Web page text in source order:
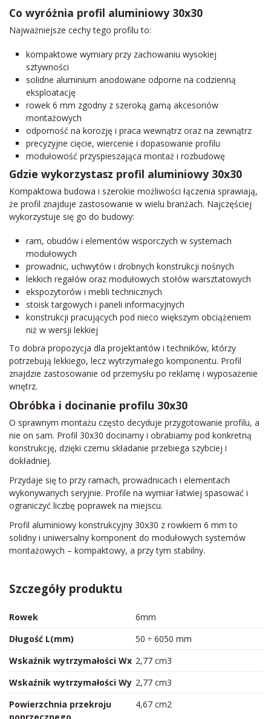
Co wyróżnia profil aluminiowy 30x30
Najważniejsze cechy tego profilu to:
kompaktowe wymiary przy zachowaniu wysokiej
sztywności
solidne aluminium anodowane odporne na codzienną
eksploatację
rowek 6 mm zgodny z szeroką gamą akcesoriów
montażowych
odporność na korozję i praca wewnątrz oraz na zewnątrz
precyzyjne cięcie, wiercenie i dopasowanie profilu
modułowość przyspieszająca montaż i rozbudowę
Gdzie wykorzystasz profil aluminiowy 30x30
Kompaktowa budowa i szerokie możliwości łączenia sprawiają,
że profil znajduje zastosowanie w wielu branżach. Najczęściej
wykorzystuje się go do budowy:
ram, obudów i elementów wsporczych w systemach
modułowych
prowadnic, uchwytów i drobnych konstrukcji nośnych
lekkich regałów oraz modułowych stołów warsztatowych
ekspozytorów i mebli technicznych
stoisk targowych i paneli informacyjnych
konstrukcji pracujących pod nieco większym obciążeniem
niż w wersji lekkiej
To dobra propozycja dla projektantów i techników, którzy
potrzebują lekkiego, lecz wytrzymałego komponentu. Profil
znajdzie zastosowanie od przemysłu po reklamę i wyposażenie
wnętrz.
Obróbka i docinanie profilu 30x30
O sprawnym montażu często decyduje przygotowanie profilu, a
nie on sam. Profil 30x30 docinamy i obrabiamy pod konkretną
konstrukcję, dzięki czemu składanie przebiega szybciej i
dokładniej.
Przydaje się to przy ramach, prowadnicach i elementach
wykonywanych seryjnie. Profile na wymiar łatwiej spasować i
ograniczyć liczbę poprawek na miejscu.
Profil aluminiowy konstrukcyjny 30x30 z rowkiem 6 mm to
solidny i uniwersalny komponent do modułowych systemów
montażowych – kompaktowy, a przy tym stabilny.
Szczegóły produktu
Rowek
6mm
Długość L(mm)
50 ÷ 6050 mm
Wskaźnik wytrzymałości Wx 2,77 cm3
Wskaźnik wytrzymałości Wy 2,77 cm3
Powierzchnia przekroju
poprzecznego
4,67 cm2